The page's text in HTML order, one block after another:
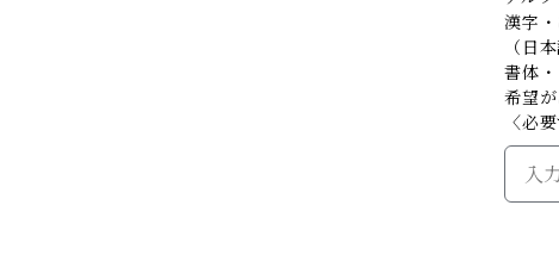
漢字
（日
書体
希望
〈必